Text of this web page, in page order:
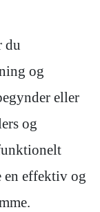
du
og
eller
og
en effektiv og